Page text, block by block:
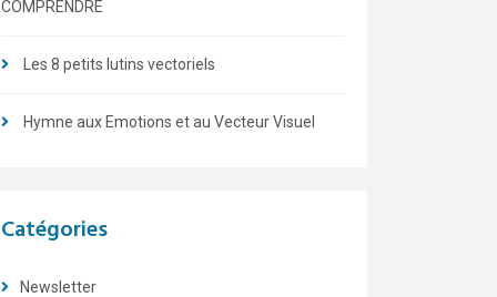
COMPRENDRE
Les 8 petits lutins vectoriels
Hymne aux Emotions et au Vecteur Visuel
Catégories
Newsletter